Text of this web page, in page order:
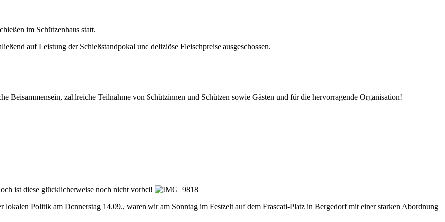
im Schützenhaus statt.
auf Leistung der Schießstandpokal und deliziöse Fleischpreise ausgeschossen.
Beisammensein, zahlreiche Teilnahme von Schützinnen und Schützen sowie Gästen und für die hervorragende Organisation!
ist diese glücklicherweise noch nicht vorbei!
lokalen Politik am Donnerstag 14.09., waren wir am Sonntag im Festzelt auf dem Frascati-Platz in Bergedorf mit einer starken Abordnung